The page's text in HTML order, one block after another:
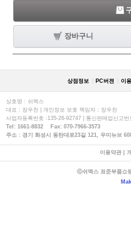
장바구니
상점정보 PC버젼 이
상호명 : 쉬멕스
대표 : 장우천 | 개인정보 보호 책임자 : 장우천
사업자등록번호 :135-26-92747 | 통신판매업신고
Tel: 1661-8832 Fax: 070-7966-3573
주소 : 경기 화성시 동탄대로23길 121, 우미뉴브
이용약관|
ⓒ쉬멕스 표준부품쇼